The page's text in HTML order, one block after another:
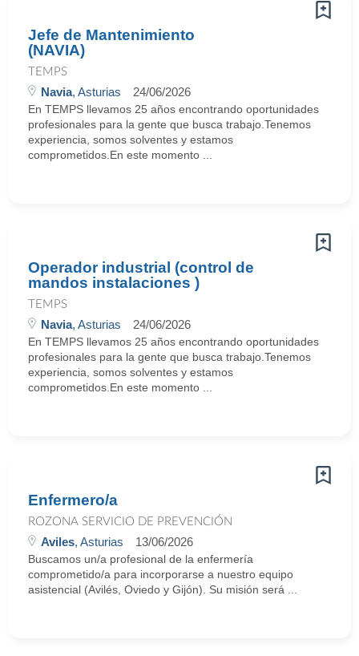
Jefe de Mantenimiento
(NAVIA)
TEMPS
Navia, Asturias 24/06/2026
En TEMPS llevamos 25 años encontrando oportunidades
profesionales para la gente que busca trabajo.Tenemos
experiencia, somos solventes y estamos
comprometidos.En este momento ...
Operador industrial (control de
mandos instalaciones )
TEMPS
Navia, Asturias 24/06/2026
En TEMPS llevamos 25 años encontrando oportunidades
profesionales para la gente que busca trabajo.Tenemos
experiencia, somos solventes y estamos
comprometidos.En este momento ...
Enfermero/a
ROZONA SERVICIO DE PREVENCIÓN
Aviles, Asturias 13/06/2026
Buscamos un/a profesional de la enfermería
comprometido/a para incorporarse a nuestro equipo
asistencial (Avilés, Oviedo y Gijón). Su misión será ...